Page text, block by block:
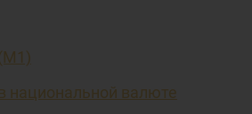
национальной валюте